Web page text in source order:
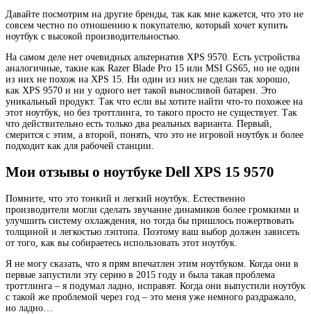
Давайте посмотрим на другие бренды, так как мне кажется, что это не
совсем честно по отношению к покупателю, который хочет купить
ноутбук с высокой производительностью.
На самом деле нет очевидных альтернатив XPS 9570. Есть устройства
аналогичные, такие как Razer Blade Pro 15 или MSI GS65, но не один
из них не похож на XPS 15. Ни один из них не сделан так хорошо,
как XPS 9570 и ни у одного нет такой выносливой батареи. Это
уникальный продукт. Так что если вы хотите найти что-то похожее на
этот ноутбук, но без троттлинга, то такого просто не существует. Так
что действительно есть только два реальных варианта. Первый,
смерится с этим, а второй, понять, что это не игровой ноутбук и более
подходит как для рабочей станции.
Мои отзывы о ноутбуке Dell XPS 15 9570
Помните, что это тонкий и легкий ноутбук. Естественно
производители могли сделать звучание динамиков более громкими и
улучшить систему охлаждения, но тогда бы пришлось пожертвовать
толщиной и легкостью лэптопа. Поэтому ваш выбор должен зависеть
от того, как вы собираетесь использовать этот ноутбук.
Я не могу сказать, что я прям впечатлен этим ноутбуком. Когда они в
первые запустили эту серию в 2015 году и была такая проблема
троттлинга – я подумал ладно, исправят. Когда они выпустили ноутбук
с такой же проблемой через год – это меня уже немного раздражало,
но ладно…